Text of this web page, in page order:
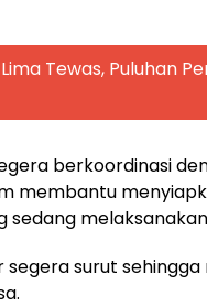
Tewas, Puluhan
berkoordinasi
membantu
surut